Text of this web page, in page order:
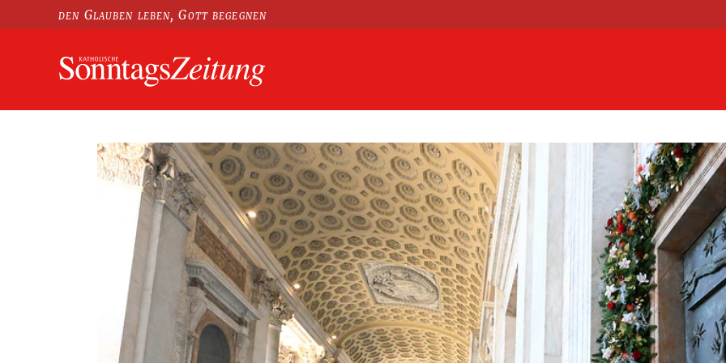
den Glauben leben, Gott begegnen